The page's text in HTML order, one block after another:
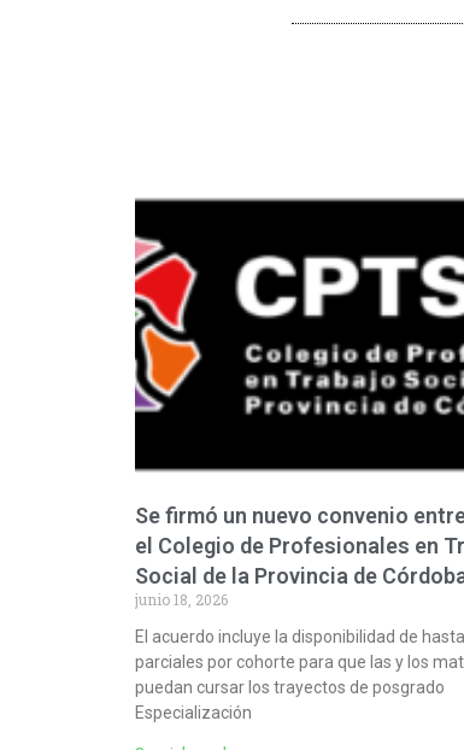
Se firmó un nuevo convenio
el Colegio de Profesionales en
Social de la Provincia de
junio 18, 2026
El acuerdo incluye la disponibilidad de
parciales por cohorte para que las y los
puedan cursar los trayectos de posgrado
Especialización